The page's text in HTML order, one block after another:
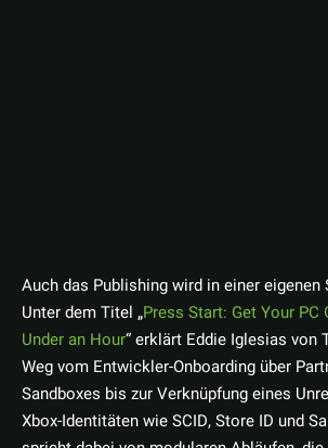
Auch das Publishing wird in einer eigenen
Unter dem Titel „Press Start: Get Your PC
Under an Hour“ erklärt Eddie Iglesias von
Weg vom Entwickler-Onboarding über
Sandboxes bis zur Verknüpfung eines
Xbox-Identitäten wie SCID, Store ID und